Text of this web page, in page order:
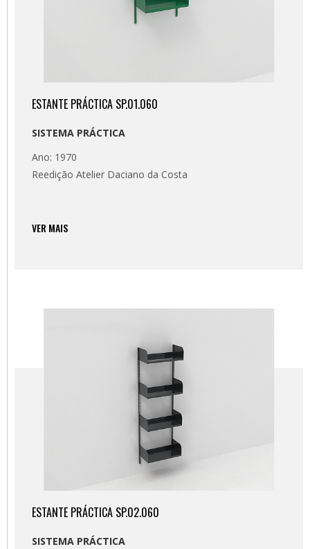
ESTANTE PRÁCTICA SP.01.060
SISTEMA PRÁCTICA
Ano: 1970
Reedição Atelier Daciano da Costa
VER MAIS
ESTANTE PRÁCTICA SP.02.060
SISTEMA PRÁCTICA